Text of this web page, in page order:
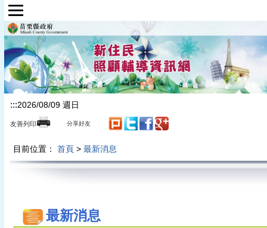
跳到主要內容區塊
:::2026/08/09 週日
友善列印 分享好友
目前位置： 首頁> 最新消息
最新消息